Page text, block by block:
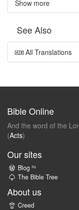
Show more
See Also
All Translations
Bible Online
And the word of the
(Acts)
Our sites
Blog ru
The Bible Tree
About us
Creed